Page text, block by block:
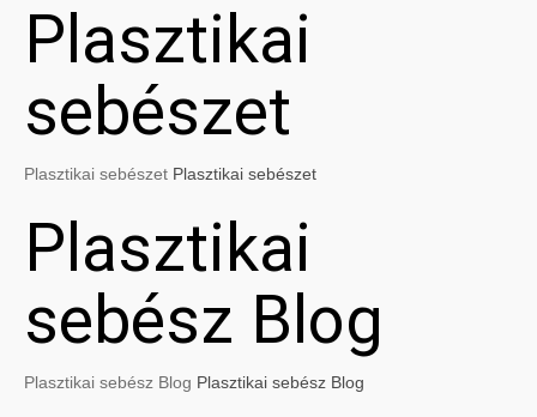
Plasztikai
sebészet
Plasztikai sebészet Plasztikai sebészet
Plasztikai
sebész Blog
Plasztikai sebész Blog Plasztikai sebész Blog